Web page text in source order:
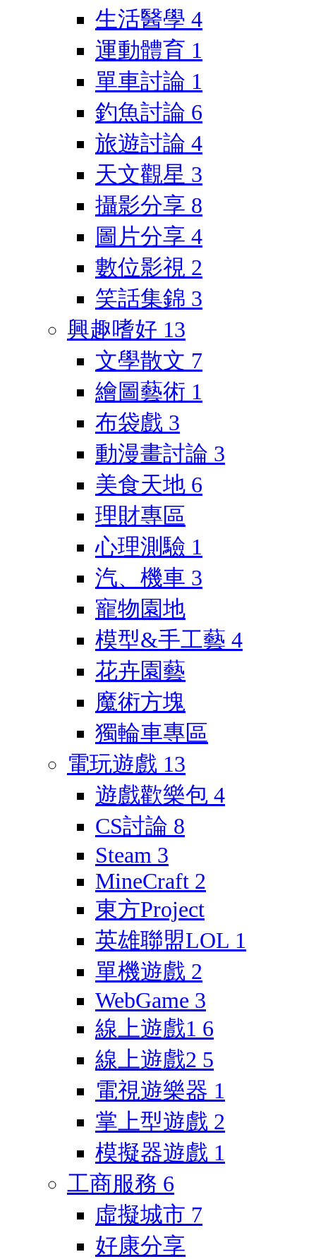
生活醫學 4
運動體育 1
單車討論 1
釣魚討論 6
旅遊討論 4
天文觀星 3
攝影分享 8
圖片分享 4
數位影視 2
笑話集錦 3
興趣嗜好 13
文學散文 7
繪圖藝術 1
布袋戲 3
動漫畫討論 3
美食天地 6
理財專區
心理測驗 1
汽、機車 3
寵物園地
模型&手工藝 4
花卉園藝
魔術方塊
獨輪車專區
電玩遊戲 13
遊戲歡樂包 4
CS討論 8
Steam 3
MineCraft 2
東方Project
英雄聯盟LOL 1
單機遊戲 2
WebGame 3
線上遊戲1 6
線上遊戲2 5
電視遊樂器 1
掌上型遊戲 2
模擬器遊戲 1
工商服務 6
虛擬城市 7
好康分享